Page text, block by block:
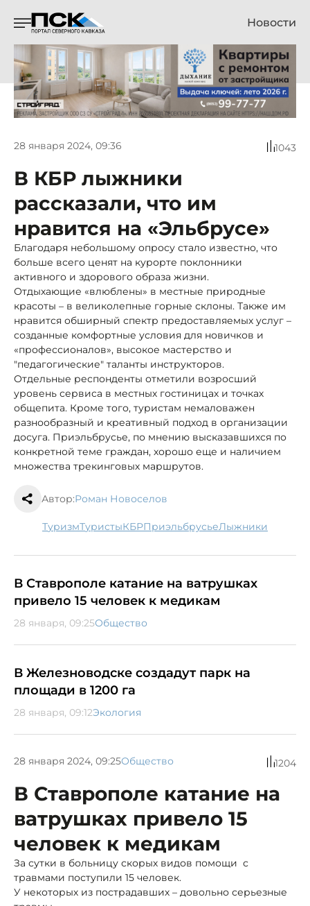
Новости
28 января 2024, 09:36 1043
В КБР лыжники
рассказали, что им
нравится на «Эльбрусе»
Благодаря небольшому опросу стало известно, что
больше всего ценят на курорте поклонники
активного и здорового образа жизни.
Отдыхающие «влюблены» в местные природные
красоты – в великолепные горные склоны. Также им
нравится обширный спектр предоставляемых услуг –
созданные комфортные условия для новичков и
«профессионалов», высокое мастерство и
"педагогические" таланты инструкторов.
Отдельные респонденты отметили возросший
уровень сервиса в местных гостиницах и точках
общепита. Кроме того, туристам немаловажен
разнообразный и креативный подход в организации
досуга. Приэльбрусье, по мнению высказавшихся по
конкретной теме граждан, хорошо еще и наличием
множества трекинговых маршрутов.
Автор:Роман Новоселов
туризм туристы КБР Приэльбрусье лыжники
В Ставрополе катание на ватрушках
привело 15 человек к медикам
28 января, 09:25Общество
В Железноводске создадут парк на
площади в 1200 га
28 января, 09:12Экология
28 января 2024, 09:25Общество 1204
В Ставрополе катание на
ватрушках привело 15
человек к медикам
За сутки в больницу скорых видов помощи с
травмами поступили 15 человек.
У некоторых из пострадавших – довольно серьезные